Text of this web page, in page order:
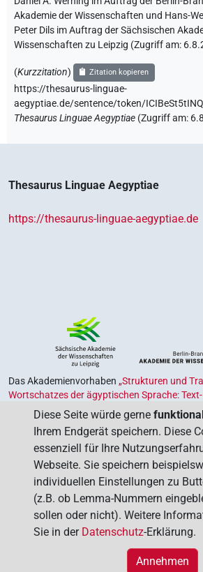
Akademie der Wissenschaften und Hans-
Peter Dils im Auftrag der Sächsischen
Wissenschaften zu Leipzig (Zugriff am:
(Kurzzitation) Zitation kopieren
https://thesaurus-linguae-
aegyptiae.de/sentence/token/
Thesaurus Linguae Aegyptiae (Zugriff am:
Thesaurus Linguae Aegyptiae
https://thesaurus-linguae-aegyptiae.de
Das Akademienvorhaben „Strukturen und
Wortschatzes der ägyptischen Sprache:
Alten Ägypten‟
ist Teil des von Bund und
, das der Erhaltung,
Vergegenwärtigung unseres kulturellen
das Programm von derUnion der Deutschen
Wissenschaften.
Diese Seite würde gerne
Ihrem Endgerät speichern. Diese
essenziell für Ihre
Webseite. Sie speichern
individuellen Einstellungen zu
(z.B. ob Lemma-Nummern
sollen oder nicht). Weitere
Sie in der Datenschutz-Erklärung.
Annehmen